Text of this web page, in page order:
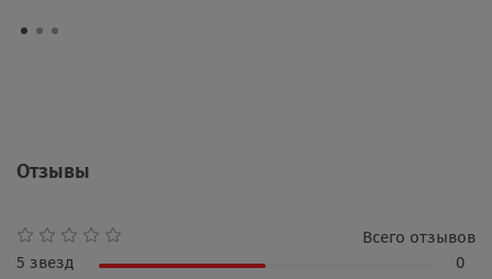
Отзывы
Всего отзывов
5 звезд
0